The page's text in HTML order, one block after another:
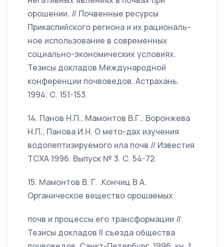
орошении. // Почвенные ресурсы
Прикаспийского региона и их рациональ-
ное использование в современных
социально-экономических условиях.
Тезисы докладов Международной
конференции почвоведов. Астрахань.
1994. С. 151-153.
14. Панов Н.П., Мамонтов В.Г., Воронжева
Н.П., Панова И.Н. О мето-дах изучения
водопептизируемого ила почв // Известия
ТСХА 1996. Выпуск № 3. С. 54-72.
15. Мамонтов В. Г. .Кончиц В А.
Органическое вещество орошаемых
почв и процессы его трансформации //
Тезисы докладов II съезда общества